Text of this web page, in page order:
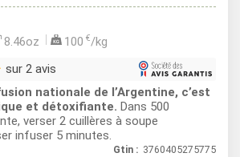
8.46oz 100 €/kg
sur 2 avis
2
0
0
nationale de l’Argentine, c’est
et détoxifiante. Dans 500
verser 2 cuillères à soupe
infuser 5 minutes.
Gtin : 3760405275775